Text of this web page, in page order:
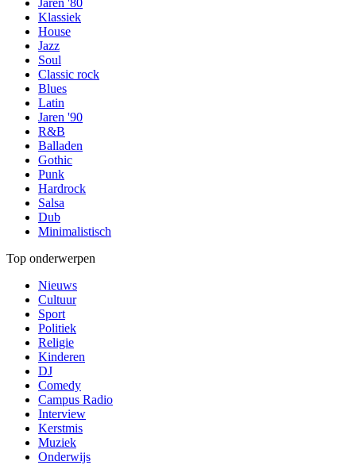
Jaren '80
Klassiek
House
Jazz
Soul
Classic rock
Blues
Latin
Jaren '90
R&B
Balladen
Gothic
Punk
Hardrock
Salsa
Dub
Minimalistisch
Top onderwerpen
Nieuws
Cultuur
Sport
Politiek
Religie
Kinderen
DJ
Comedy
Campus Radio
Interview
Kerstmis
Muziek
Onderwijs